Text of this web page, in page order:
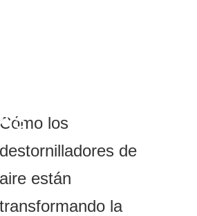
Cómo los
destornilladores de
aire están
transformando la